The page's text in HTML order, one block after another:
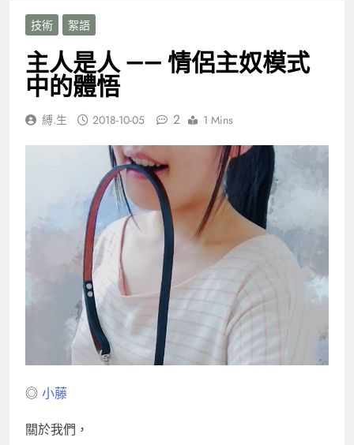
技術 絮語
主人是人 —— 情侶主奴模式
中的體悟
縛.生 2018-10-05 2 1 Mins
◎ 小藤
關於我們，